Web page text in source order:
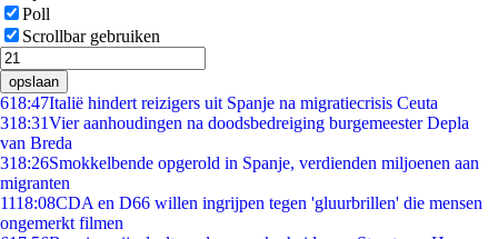
Poll
Scrollbar gebruiken
opslaan
618:47Italië hindert reizigers uit Spanje na migratiecrisis Ceuta
318:31Vier aanhoudingen na doodsbedreiging burgemeester Depla
van Breda
318:26Smokkelbende opgerold in Spanje, verdienden miljoenen aan
migranten
1118:08CDA en D66 willen ingrijpen tegen 'gluurbrillen' die mensen
ongemerkt filmen